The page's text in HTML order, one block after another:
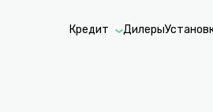
Кредит Дилеры